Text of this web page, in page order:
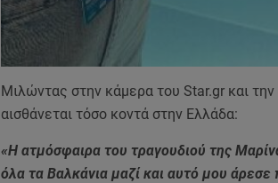
Μιλώντας στην κάμερα του Star.gr και την
αισθάνεται τόσο κοντά στην Ελλάδα:
«Η ατμόσφαιρα του τραγουδιού της
όλα τα Βαλκάνια μαζί και αυτό μου